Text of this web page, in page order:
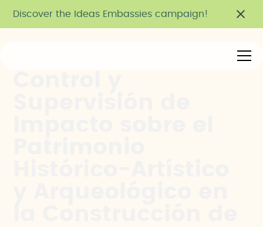
Discover the Ideas Embassies campaign!